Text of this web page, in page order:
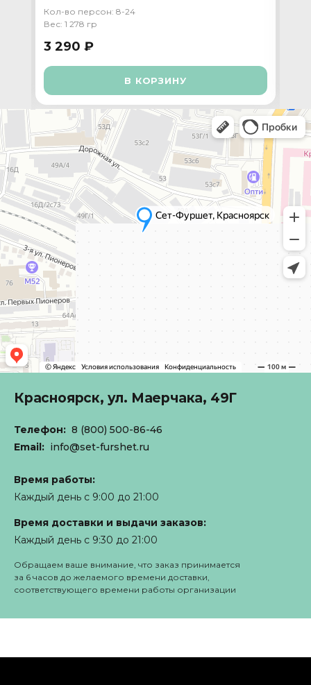
Кол-во персон: 8-24
Вес: 1 278 гр
3 290 ₽
В КОРЗИНУ
Красноярск, ул. Маерчака, 49Г
Телефон: 8 (800) 500-86-46
Email: info@set-furshet.ru
Время работы:
Каждый день с 9:00 до 21:00
Время доставки и выдачи заказов:
Каждый день с 9:30 до 21:00
Обращаем ваше внимание, что заказ принимается
за 6 часов до желаемого времени доставки,
соответствующего времени работы организации